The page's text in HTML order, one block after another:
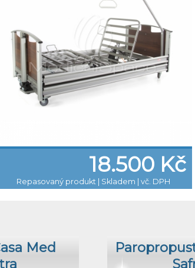
18.500 Kč
Repasovaný produkt| Skladem | vč. DPH
Med